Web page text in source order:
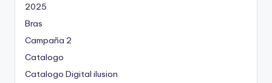
2025
Bras
Campaña 2
Catalogo
Catalogo Digital ilusion